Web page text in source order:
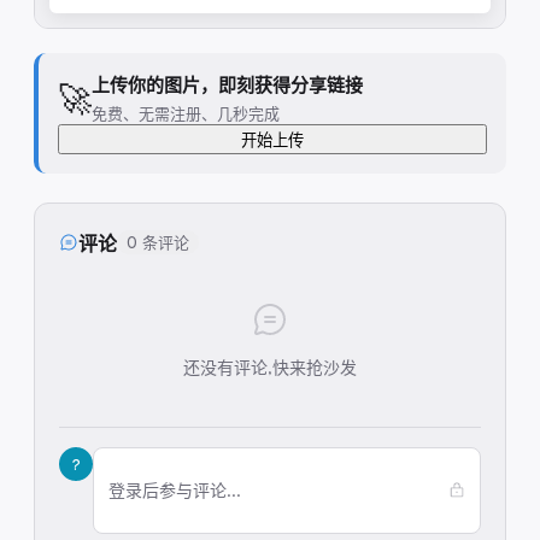
🚀上传你的图片，即刻获得分享链接
免费、无需注册、几秒完成
开始上传
评论 0 条评论
还没有评论,快来抢沙发
?
登录后参与评论...